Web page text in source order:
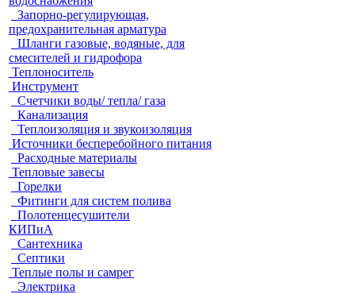
Запорно-регулирующая,
предохранительная арматура
Шланги газовые, водяные, для
смесителей и гидрофора
Теплоноситель
Инструмент
Счетчики воды/ тепла/ газа
Канализация
Теплоизоляция и звукоизоляция
Источники бесперебойного питания
Расходные материалы
Тепловые завесы
Горелки
Фитинги для систем полива
Полотенцесушители
КИПиА
Сантехника
Септики
Теплые полы и самрег
Электрика